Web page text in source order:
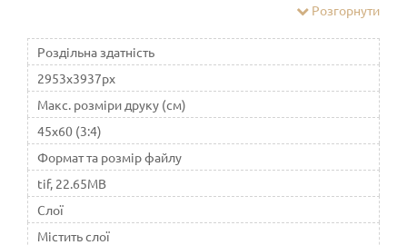
Народився у Патарі, Лікія, Римська імперія. У молодості
здійснив паломництво до Єгипту та Святої Землі. Невдовзі
після повернення став єпископом у Мирі. Зазнав гонінь за
правління римського імператора Діоклетіана, був
ув'язнений. Звільнений у часи імператора Костянтина.
Ймовірно, брав участь у Першому Нікейському соборі
(325; проте старі списки єпископів-учасників не згадують
його імені). Помер у Мирі, Лікія. Один із найшанованіших
святих у католицьких, православних і деяких
протестантських церквах.
Розгорнути
Роздільна здатність
2953x3937px
Макс. розміри друку (см)
45x60 (3:4)
Формат та розмір файлу
tif, 22.65MB
Слої
Містить слої